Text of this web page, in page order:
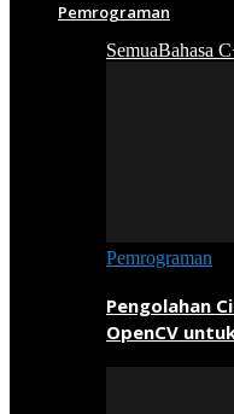
Pemrograman
SemuaBahasa
Pemrograman
Pengolahan
OpenCV